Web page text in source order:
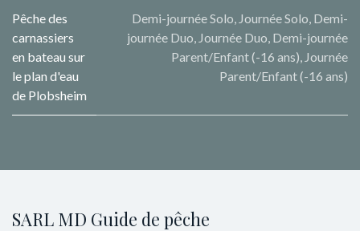
Pêche des
carnassiers
en bateau sur
le plan d'eau
de Plobsheim
Demi-journée Solo Journée Solo Demi-
journée Duo Journée Duo Demi-journée
Parent/Enfant (-16 ans) Journée
Parent/Enfant (-16 ans)
SARL MD Guide de pêche